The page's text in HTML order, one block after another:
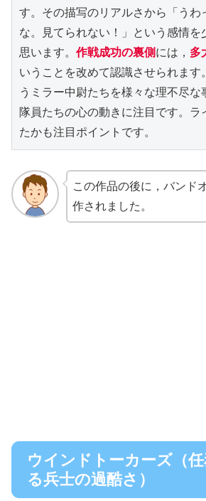
す。その描写のリアルさから「うわ
な。見てられない！」という感情を
思います。 作戦成功の裏側には， 多
いうことを改めて認識させられます
うミラー中尉たちを様々な理不尽な
隊員たちの心の動きに注目です。ラ
たかも注目ポイントです。
この作品の後に，バンド
作されました。
ウインドトーカーズ（
る兵士の過酷さ）